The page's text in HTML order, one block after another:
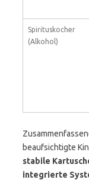
Spirituskocher
(Alkohol)
beaufsichtigte
stabile
integrierte